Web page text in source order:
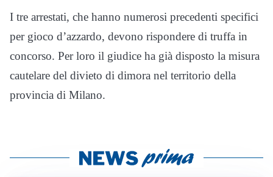
I tre arrestati, che hanno numerosi precedenti specifici
per gioco d’azzardo, devono rispondere di truffa in
concorso. Per loro il giudice ha già disposto la misura
cautelare del divieto di dimora nel territorio della
provincia di Milano.